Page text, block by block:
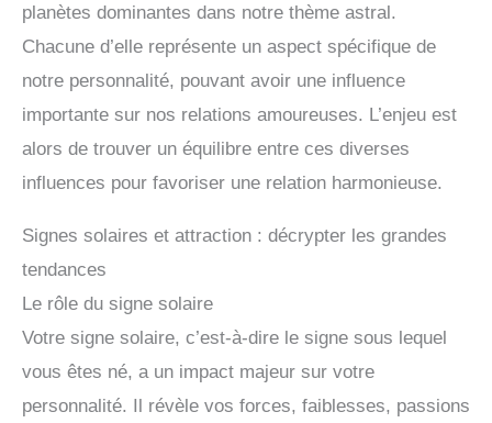
planètes dominantes dans notre thème astral.
Chacune d’elle représente un aspect spécifique de
notre personnalité, pouvant avoir une influence
importante sur nos relations amoureuses. L’enjeu est
alors de trouver un équilibre entre ces diverses
influences pour favoriser une relation harmonieuse.
Signes solaires et attraction : décrypter les grandes
tendances
Le rôle du signe solaire
Votre signe solaire, c’est-à-dire le signe sous lequel
vous êtes né, a un impact majeur sur votre
personnalité. Il révèle vos forces, faiblesses, passions